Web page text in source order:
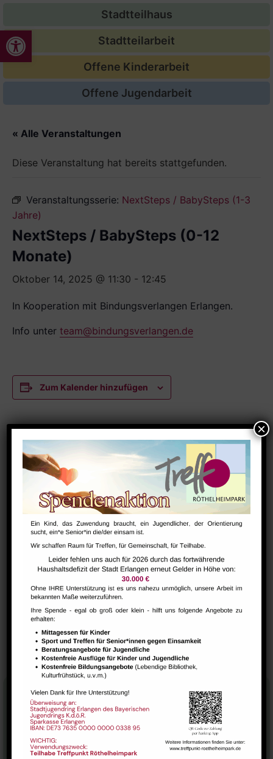
Werkzeugleiste öffnen
Stadtteilhaus
Stadtteilarbeit
Offene Kinderarbeit
Offene Jugendarbeit
« Alle Veranstaltungen
Diese Veranstaltung hat bereits stattgefunden.
Veranstaltungsserie: NextSteps / BabySteps (1-3
Jahre)
NextSteps / BabySteps (0-12
Monate)
Oktober 14, 2025 @ 11:30 - 12:45
In Kooperation mit Bindungsverlangen Erlangen.
Info unter team@bindungsverlangen.de
Zum Kalender hinzufügen
DETAILS
Datum:
Oktober 14, 2025
11:30 - 12:45
Serien:
NextSteps / BabySteps (1-3 Jahre)
VERANSTALTUNGSORT
Raum 112
Internationaler
Kaffeetreff
Suppenschmaus
Stadtteilhaus
09131-9232777
E-Mail:leitung@treffpunkt-roethelheimpark.de